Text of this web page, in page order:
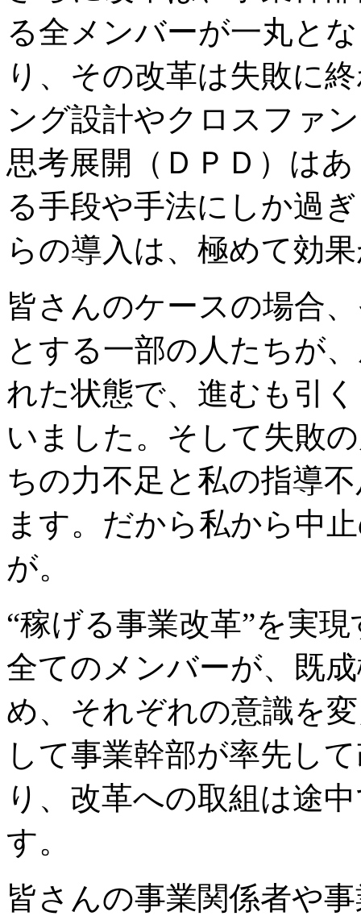
る全メンバーが一丸と
り、その改革は失敗に
ング設計やクロスファ
思考展開（ＤＰＤ）は
る手段や手法にしか過
らの導入は、極めて効
皆さんのケースの場合
とする一部の人たちが
れた状態で、進むも引
いました。そして失敗
ちの力不足と私の指導
ます。だから私から中
が。
“稼げる事業改革”を実
全てのメンバーが、既
め、それぞれの意識を
して事業幹部が率先し
り、改革への取組は途
す。
皆さんの事業関係者や